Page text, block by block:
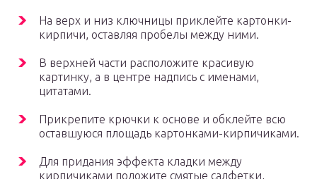
На верх и низ ключницы приклейте картонки-
кирпичи, оставляя пробелы между ними.
В верхней части расположите красивую
картинку, а в центре надпись с именами,
цитатами.
Прикрепите крючки к основе и обклейте всю
оставшуюся площадь картонками-кирпичиками.
Для придания эффекта кладки между
кирпичиками положите смятые салфетки,